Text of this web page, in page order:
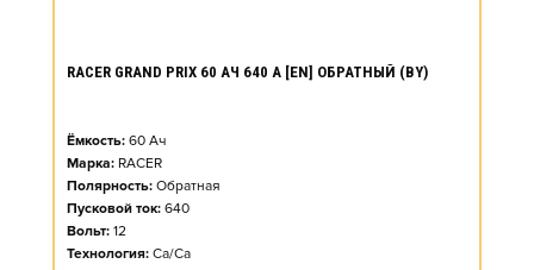
RACER GRAND PRIX 60 АЧ 640 А [EN] ОБРАТНЫЙ (BY)
Ёмкость: 60 Ач
Марка: RACER
Полярность: Обратная
Пусковой ток: 640
Вольт: 12
Технология: Ca/Ca